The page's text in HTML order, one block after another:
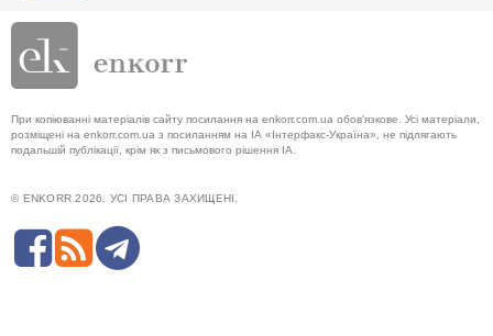
При копіюванні матеріалів сайту посилання на enkorr.com.ua обов'язкове. Усі матеріали,
розміщені на enkorr.com.ua з посиланням на ІА «Інтерфакс-Україна», не підлягають
подальшій публікації, крім як з письмового рішення ІА.
© ENKORR 2026. УСІ ПРАВА ЗАХИЩЕНІ.